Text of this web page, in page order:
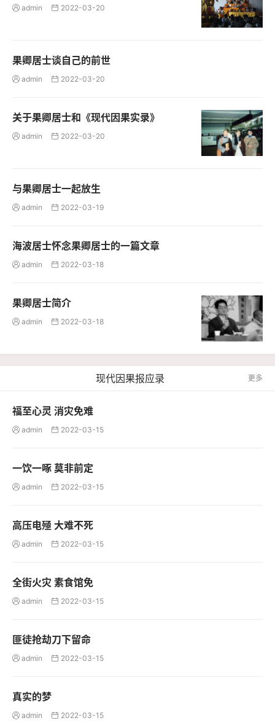
 admin  2022-03-20
果卿居士谈自己的前世
 admin  2022-03-20
关于果卿居士和《现代因果实录》
 admin  2022-03-20
与果卿居士一起放生
 admin  2022-03-19
海波居士怀念果卿居士的一篇文章
 admin  2022-03-18
果卿居士简介
 admin  2022-03-18
现代因果报应录 更多
福至心灵 消灾免难
 admin  2022-03-15
一饮一啄 莫非前定
 admin  2022-03-15
高压电殛 大难不死
 admin  2022-03-15
全街火灾 素食馆免
 admin  2022-03-15
匪徒抢劫刀下留命
 admin  2022-03-15
真实的梦
 admin  2022-03-15